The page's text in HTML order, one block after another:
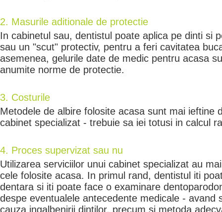
2. Masurile aditionale de protectie
In cabinetul sau, dentistul poate aplica pe dinti si
sau un "scut" protectiv, pentru a feri cavitatea
asemenea, gelurile date de medic pentru acasa
anumite norme de protectie.
3. Costurile
Metodele de albire folosite acasa sunt mai ieftine
cabinet specializat - trebuie sa iei totusi in calcul
4. Proces supervizat sau nu
Utilizarea serviciilor unui cabinet specializat au
cele folosite acasa. In primul rand, dentistul iti
dentara si iti poate face o examinare
despe eventualele antecedente medicale - avand
cauza ingalbenirii dintilor, precum si metoda